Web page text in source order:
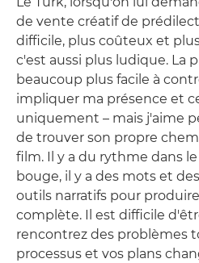
de vente créatif de
difficile, plus coûteux et
c'est aussi plus ludique. La
beaucoup plus facile à
impliquer ma présence et
uniquement – mais j'aime
de trouver son propre
film. Il y a du rythme dans
bouge, il y a des mots et
outils narratifs pour
complète. Il est difficile
rencontrez des problèmes
processus et vos plans